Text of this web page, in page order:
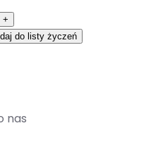
do listy życzeń
nas